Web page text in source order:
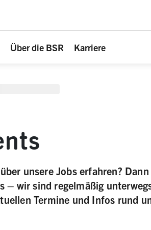
Über die BSR Karriere
unsere Jobs erfahren?
– wir sind regelmäßig
Termine und Infos rund